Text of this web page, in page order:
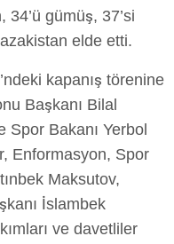
34’ü gümüş, 37’si
elde etti.
kapanış törenine
Başkanı Bilal
Bakanı Yerbol
Enformasyon, Spor
Maksutov,
İslambek
ve davetliler